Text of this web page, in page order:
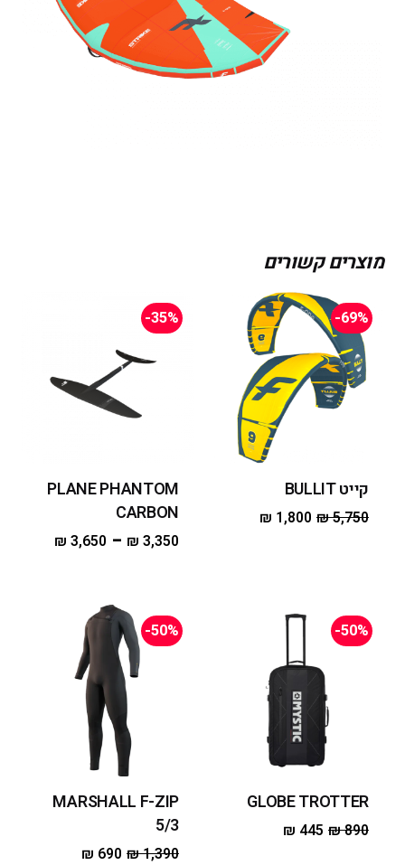
מוצרים קשורים
-69%
קייט BULLIT
₪5,750
₪ 1,800
-35%
PLANE PHANTOM
CARBON
₪ 3,350
–
₪ 3,650
-50%
GLOBE TROTTER
₪890
₪ 445
-50%
MARSHALL F-ZIP
5/3
₪1,390
₪ 690